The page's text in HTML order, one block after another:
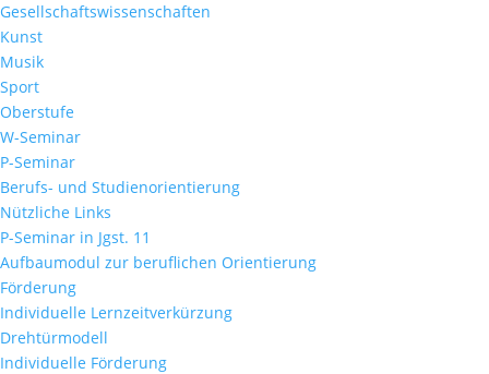
Gesellschaftswissenschaften
Kunst
Musik
Sport
Oberstufe
W-Seminar
P-Seminar
Berufs- und Studienorientierung
Nützliche Links
P-Seminar in Jgst. 11
Aufbaumodul zur beruflichen Orientierung
Förderung
Individuelle Lernzeitverkürzung
Drehtürmodell
Individuelle Förderung